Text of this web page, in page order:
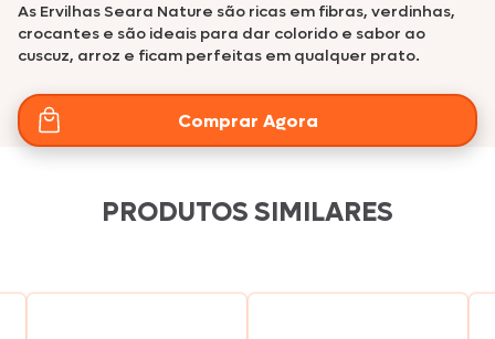
As Ervilhas Seara Nature são ricas em fibras, verdinhas,
crocantes e são ideais para dar colorido e sabor ao
cuscuz, arroz e ficam perfeitas em qualquer prato.
Comprar Agora
PRODUTOS SIMILARES